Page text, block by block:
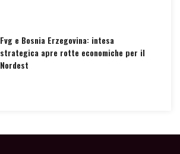
Fvg e Bosnia Erzegovina: intesa
strategica apre rotte economiche per il
Nordest